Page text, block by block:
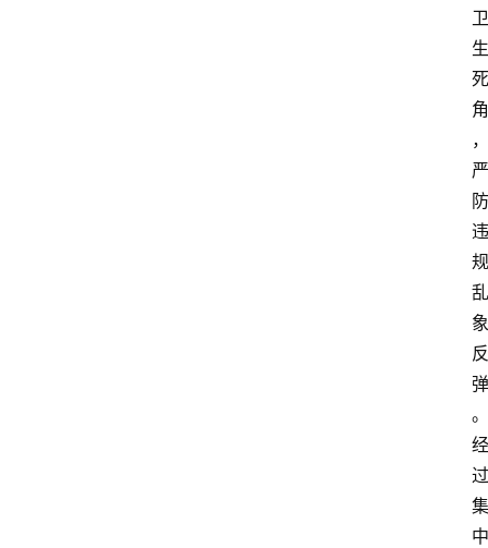
卫
生
死
角
，
严
防
违
规
乱
象
反
弹
。
经
过
集
中